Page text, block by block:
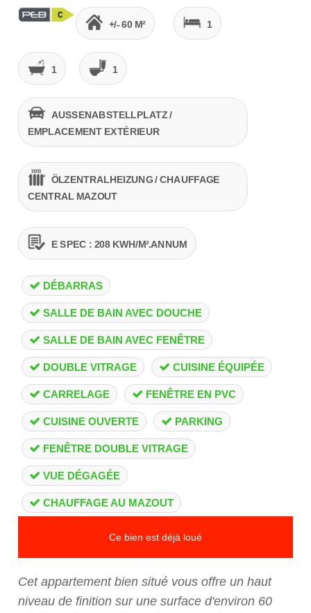
+/- 60 M² 1
1 1
AUSSENABSTELLPLATZ /
EMPLACEMENT EXTÉRIEUR
ÖLZENTRALHEIZUNG / CHAUFFAGE
CENTRAL MAZOUT
E SPEC : 208 KWH/M².ANNUM
DÉBARRAS
SALLE DE BAIN AVEC DOUCHE
SALLE DE BAIN AVEC FENÊTRE
DOUBLE VITRAGE CUISINE ÉQUIPÉE
CARRELAGE FENÊTRE EN PVC
CUISINE OUVERTE PARKING
FENÊTRE DOUBLE VITRAGE
VUE DÉGAGÉE
CHAUFFAGE AU MAZOUT
Ce bien est déjà loué
Cet appartement bien situé vous offre un haut
niveau de finition sur une surface d'environ 60